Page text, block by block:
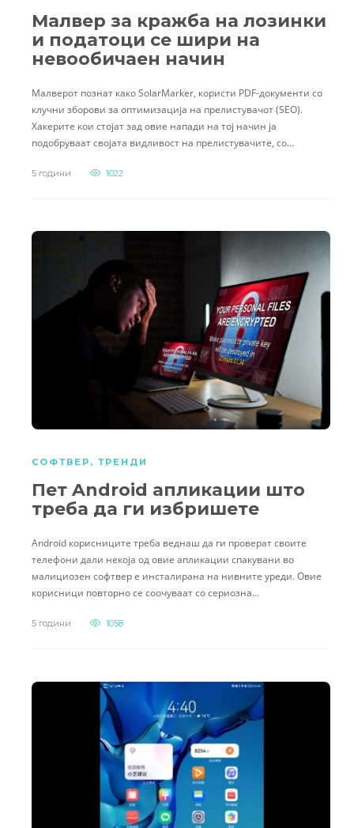
Малвер за кражба на лозинки
и податоци се шири на
невообичаен начин
Малверот познат како SolarMarker, користи PDF-документи со
клучни зборови за оптимизација на прелистувачот (SEO).
Хакерите кои стојат зад овие напади на тој начин ја
подобруваат својата видливост на прелистувачите, со…
5 години 1022
СОФТВЕР , ТРЕНДИ
Пет Android апликации што
треба да ги избришете
Android корисниците треба веднаш да ги проверат своите
телефони дали некоја од овие апликации спакувани во
малициозен софтвер е инсталирана на нивните уреди. Овие
корисници повторно се соочуваат со сериозна…
5 години 1058